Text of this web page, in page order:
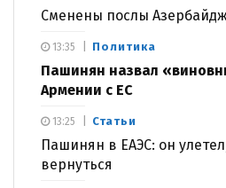
Сменены послы
Политика
Пашинян назвал
Армении с ЕС
13:35
Статьи
Пашинян в ЕАЭС: он
вернуться
13:25